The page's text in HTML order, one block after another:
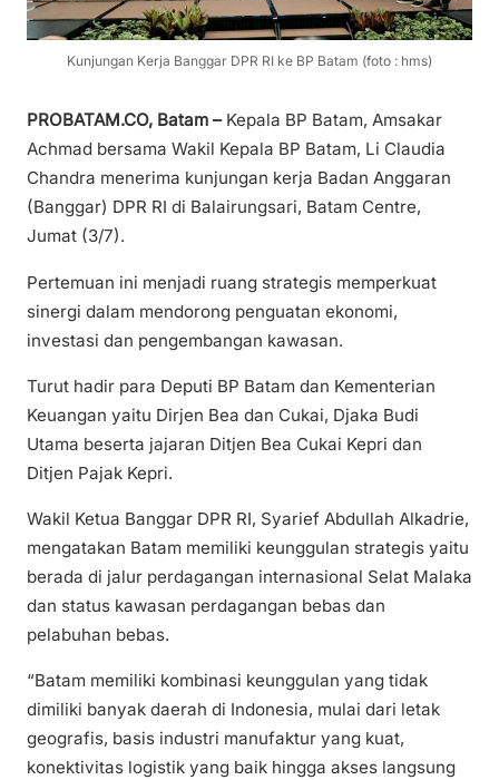
Kunjungan Kerja Banggar DPR RI ke BP Batam (foto : hms)
PROBATAM.CO, Batam –Kepala BP Batam, Amsakar
Achmad bersama Wakil Kepala BP Batam, Li Claudia
Chandra menerima kunjungan kerja Badan Anggaran
(Banggar) DPR RI di Balairungsari, Batam Centre,
Jumat (3/7).
Pertemuan ini menjadi ruang strategis memperkuat
sinergi dalam mendorong penguatan ekonomi,
investasi dan pengembangan kawasan.
Turut hadir para Deputi BP Batam dan Kementerian
Keuangan yaitu Dirjen Bea dan Cukai, Djaka Budi
Utama beserta jajaran Ditjen Bea Cukai Kepri dan
Ditjen Pajak Kepri.
Wakil Ketua Banggar DPR RI, Syarief Abdullah Alkadrie,
mengatakan Batam memiliki keunggulan strategis yaitu
berada di jalur perdagangan internasional Selat Malaka
dan status kawasan perdagangan bebas dan
pelabuhan bebas.
“Batam memiliki kombinasi keunggulan yang tidak
dimiliki banyak daerah di Indonesia, mulai dari letak
geografis, basis industri manufaktur yang kuat,
konektivitas logistik yang baik hingga akses langsung